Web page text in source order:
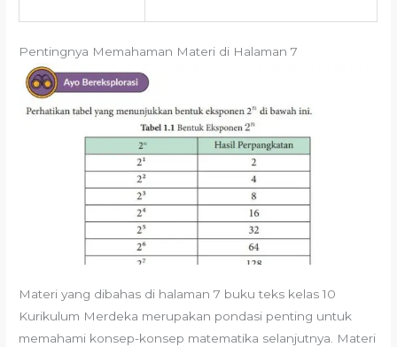
Pentingnya Memahaman Materi di Halaman 7
Materi yang dibahas di halaman 7 buku teks kelas 10
Kurikulum Merdeka merupakan pondasi penting untuk
memahami konsep-konsep matematika selanjutnya. Materi